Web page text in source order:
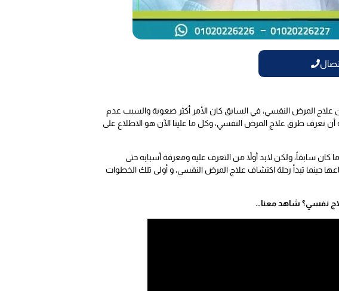
المرض النفسي، في السابق كان الأمر أكثر صعوبة والسبب عدم
أن نعرف طرق علاج المرض النفسي، وكل ما علينا الآن هو الاطلاع على
سابقاً، ولكن لابد أولاً من التعرف عليه ومعرفة أسبابه حتى
حينما تبدأ رحلة اكتشاف علاج المرض النفسي، و أولى تلك الخطوات
نفسي؟ شاهد معنا…